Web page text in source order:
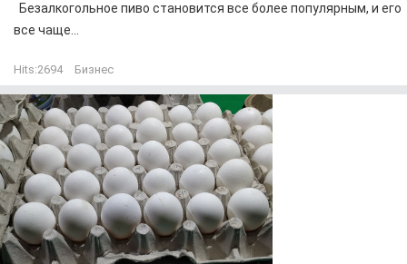
Безалкогольное пиво становится все более популярным, и его
все чаще...
Hits:2694 Бизнес